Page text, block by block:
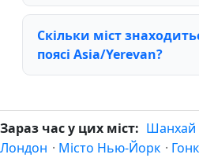
Скільки міст
поясі Asia/Yerevan?
Зараз час у цих міст: Шанхай
Лондон · Місто Нью-Йорк ·